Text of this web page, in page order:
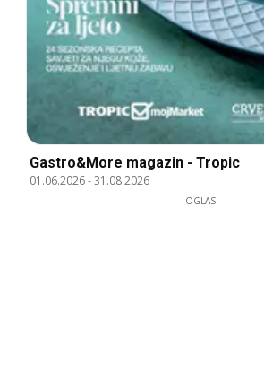
Gastro&More magazin - Tropic
01.06.2026-31.08.2026
OGLAS